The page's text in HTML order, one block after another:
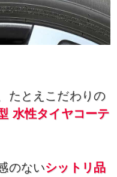
たとえこだわりの
水性タイヤコーテ
のないシットリ品